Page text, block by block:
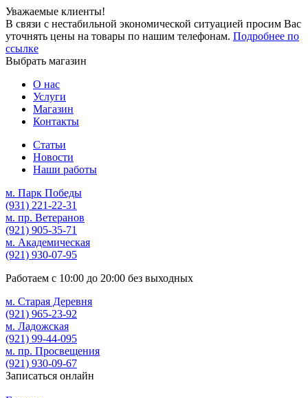
Уважаемые клиенты!
В связи с нестабильной экономической ситуацией просим Вас
уточнять цены на товары по нашим телефонам. Подробнее по
ссылке
Выбрать магазин
О нас
Услуги
Магазин
Контакты
Статьи
Новости
Наши работы
м. Парк Победы
(931) 221-22-31
м. пр. Ветеранов
(921) 905-35-71
м. Академическая
(921) 930-07-95
Работаем с 10:00 до 20:00 без выходных
м. Старая Деревня
(921) 965-23-92
м. Ладожская
(921) 99-44-095
м. пр. Просвещения
(921) 930-09-67
Записаться онлайн